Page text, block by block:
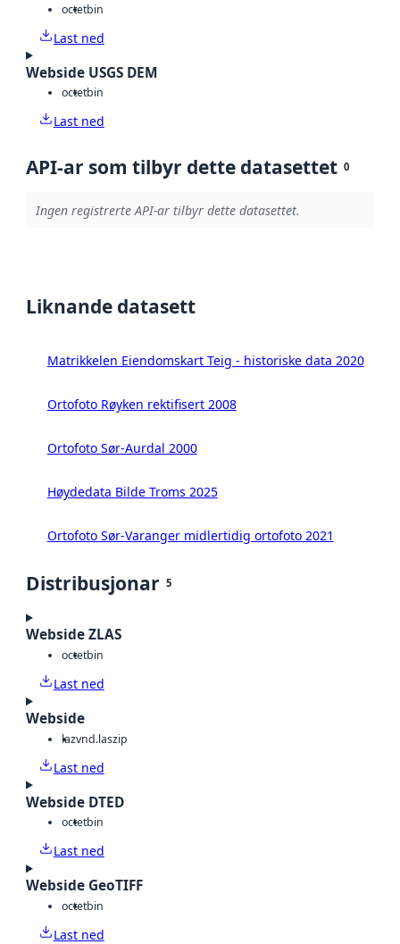
octetbin
Last ned
Webside USGS DEM
octetbin
Last ned
API-ar som tilbyr dette datasettet 0
Ingen registrerte API-ar tilbyr dette datasettet.
Liknande datasett
Matrikkelen Eiendomskart Teig - historiske data 2020
Ortofoto Røyken rektifisert 2008
Ortofoto Sør-Aurdal 2000
Høydedata Bilde Troms 2025
Ortofoto Sør-Varanger midlertidig ortofoto 2021
Distribusjonar 5
Webside ZLAS
octetbin
Last ned
Webside
lazvnd.laszip
Last ned
Webside DTED
octetbin
Last ned
Webside GeoTIFF
octetbin
Last ned